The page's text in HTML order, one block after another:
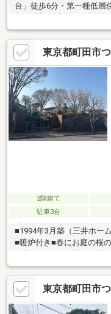
台」徒歩6分・第一種低層
洋室・和室・1階廊下に収
ー・吹抜け仕様の明るい
学校 徒歩3分(約180m)※1
月日・面積不明)※本物件
物は建築不可■ ご希望の住
━━━━━・・・物件の詳細
ださい。
東京都町田市
2階建て
駐車3台
■1994年3月築（三井ホー
■暖炉付き■春にお庭の桜
れております。■全館空調
トックルームあり■トレー
と各居室の間に段差なし）
東京都町田市